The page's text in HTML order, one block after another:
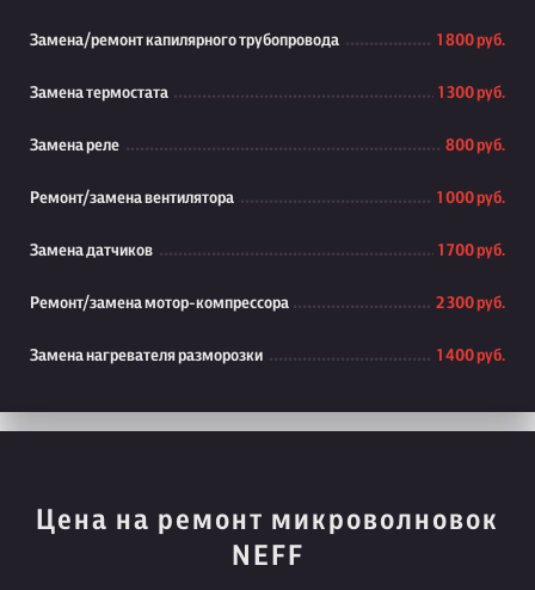
Замена/ремонт капилярного трубопровода 1 800 руб.
Замена термостата 1 300 руб.
Замена реле 800 руб.
Ремонт/замена вентилятора 1 000 руб.
Замена датчиков 1 700 руб.
Ремонт/замена мотор-компрессора 2 300 руб.
Замена нагревателя разморозки 1 400 руб.
Цена на ремонт микроволновок
NEFF